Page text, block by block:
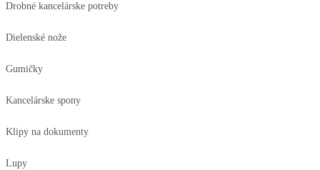
Drobné kancelárske potreby
Dielenské nože
Gumičky
Kancelárske spony
Klipy na dokumenty
Lupy